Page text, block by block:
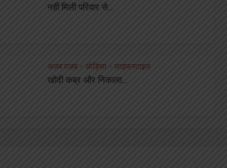
नहीं मिली परिवार से...
अज़ब ग़ज़ब ओड़िसा • लाइफस्टाइल
खोदी कब्र और निकाला...